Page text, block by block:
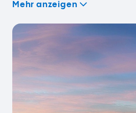
Mehr anzeigen